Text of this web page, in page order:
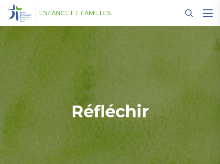
ENFANCE ET FAMILLES
Réfléchir
Panneau de gestion des cookies